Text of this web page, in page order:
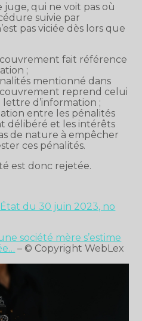
juge, qui ne voit pas où
suivie par
pas viciée dès lors que
fait référence
;
mentionné dans
reprend celui
d’information ;
entre les pénalités
délibéré et les intérêts
de nature à empêcher
ces pénalités.
est donc rejetée.
du 30 juin 2023, no
société mère s’estime
– © Copyright WebLex